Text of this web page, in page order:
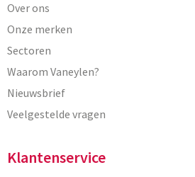
Over ons
Onze merken
Sectoren
Waarom Vaneylen?
Nieuwsbrief
Veelgestelde vragen
Klantenservice